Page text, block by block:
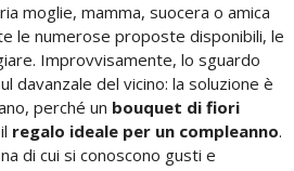
moglie, mamma, suocera o amica
le numerose proposte disponibili, le
Improvvisamente, lo sguardo
davanzale del vicino: la soluzione è
perché un bouquet di fiori
regalo ideale per un compleanno.
di cui si conoscono gusti e